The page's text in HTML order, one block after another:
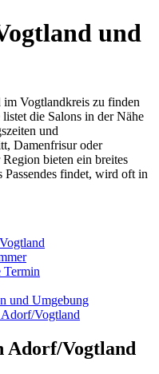
und
Vogtlandkreis zu finden
die Salons in der Nähe
und
Damenfrisur oder
bieten ein breites
findet, wird oft in
Termin
und Umgebung
Vogtland
Adorf/Vogtland